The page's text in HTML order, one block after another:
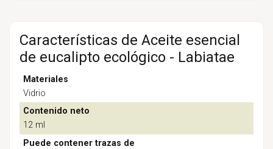
Características de Aceite esencial
de eucalipto ecológico - Labiatae
Materiales
Vidrio
Contenido neto
12 ml
Puede contener trazas de